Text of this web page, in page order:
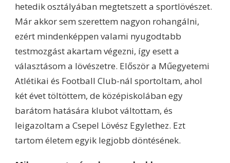
hetedik osztályában megtetszett a sportlövészet.
Már akkor sem szerettem nagyon rohangálni,
ezért mindenképpen valami nyugodtabb
testmozgást akartam végezni, így esett a
választásom a lövészetre. Először a Műegyetemi
Atlétikai és Football Club-nál sportoltam, ahol
két évet töltöttem, de középiskolában egy
barátom hatására klubot váltottam, és
leigazoltam a Csepel Lövész Egylethez. Ezt
tartom életem egyik legjobb döntésének.